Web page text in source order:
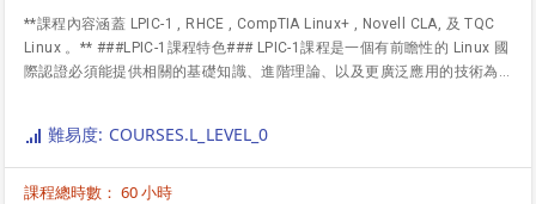
**課程內容涵蓋 LPIC-1 , RHCE , CompTIA Linux+ , Novell CLA, 及 TQC
Linux 。** ###LPIC-1課程特色### LPIC-1課程是一個有前瞻性的 Linux 國
際認證必須能提供相關的基礎知識、進階理論、以及更廣泛應用的技術為
不同的Linux版本( RedHat, CentOS, Ubuntu, Debian, etc.)；因此，來自
加拿大的LPI(Linux Professional Institute) 國際認證，為IT業界公認及企
業選擇資訊人才依據的不二考量。然而，一個完整的 LPIC-1課程必須提供
難易度: COURSES.L_LEVEL_0
課程總時數： 60 小時